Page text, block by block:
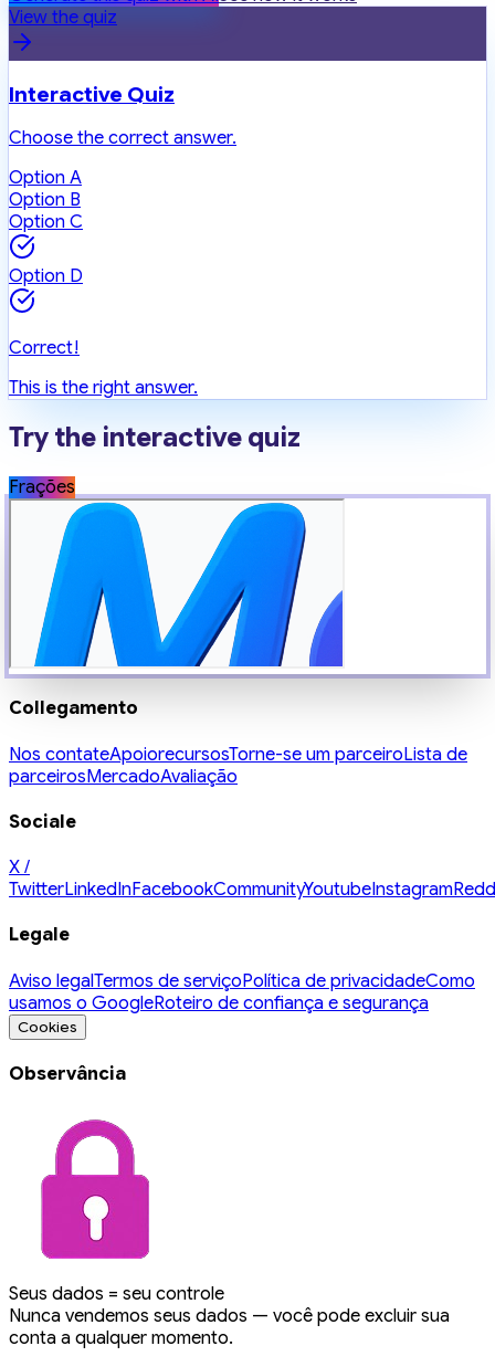
View the quiz
Interactive Quiz
Choose the correct answer.
Option A
Option B
Option C
Option D
Correct!
This is the right answer.
Try the interactive quiz
Frações
Collegamento
Nos contateApoiorecursosTorne-se um parceiroLista de
parceirosMercadoAvaliação
Sociale
X /
TwitterLinkedInFacebookCommunityYoutubeInstagram
Legale
Aviso legalTermos de serviçoPolítica de privacidadeComo
usamos o GoogleRoteiro de confiança e segurança
Cookies
Observância
Seus dados = seu controle
Nunca vendemos seus dados — você pode excluir sua
conta a qualquer momento.